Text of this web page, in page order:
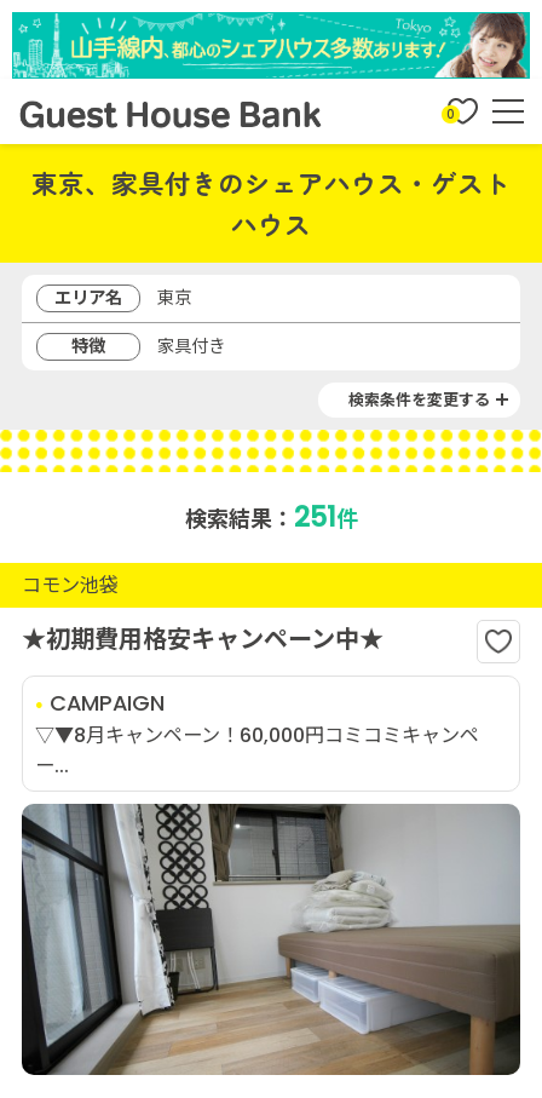
0
東京、家具付きのシェアハウス・ゲスト
ハウス
エリア名
東京
特徴
家具付き
検索条件を変更する
検索結果： 251件
コモン池袋
★初期費用格安キャンペーン中★
CAMPAIGN
▽▼8月キャンペーン！60,000円コミコミキャンペ
ー...